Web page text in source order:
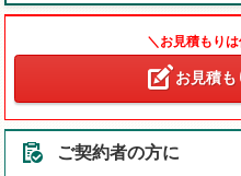
＼お見積もり
お見積
ご契約者の方に